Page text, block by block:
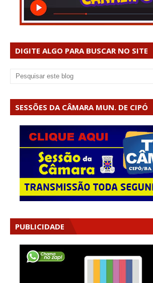
DIGITE ALGO PARA BUSCAR NO SITE
SESSÕES DA CÂMARA MUN. DE CIPÓ
PUBLICIDADE